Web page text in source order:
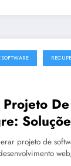
SOFTWARE
–
projeto de